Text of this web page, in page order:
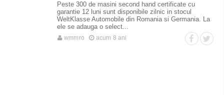
Peste 300 de masini second hand certificate cu
garantie 12 luni sunt disponibile zilnic in stocul
WeltKlasse Automobile din Romania si Germania. La
ele se adauga o select...
wmmro acum 8 ani